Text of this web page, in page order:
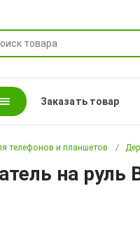
Заказать товар
телефонов и планшетов
на руль